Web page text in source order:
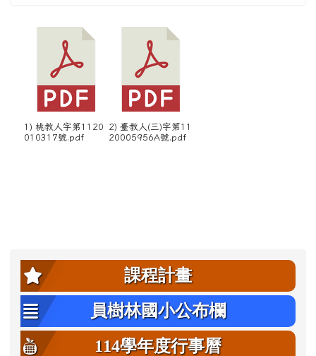
1) 桃教人字第1120
010317號.pdf
2) 臺教人(三)字第11
20005956A號.pdf
左邊區域內容
課程計畫
員樹林國小公布欄
114學年度行事曆